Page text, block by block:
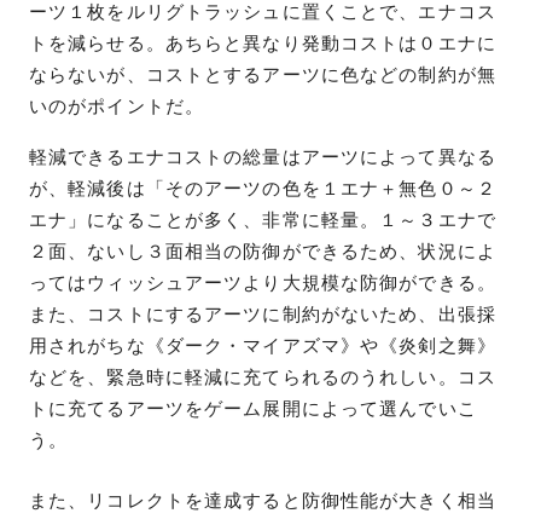
ーツ１枚をルリグトラッシュに置くことで、エナコス
トを減らせる。あちらと異なり発動コストは０エナに
ならないが、コストとするアーツに色などの制約が無
いのがポイントだ。
軽減できるエナコストの総量はアーツによって異なる
が、軽減後は「そのアーツの色を１エナ＋無色０～２
エナ」になることが多く、非常に軽量。１～３エナで
２面、ないし３面相当の防御ができるため、状況によ
ってはウィッシュアーツより大規模な防御ができる。
また、コストにするアーツに制約がないため、出張採
用されがちな《ダーク・マイアズマ》や《炎剣之舞》
などを、緊急時に軽減に充てられるのうれしい。コス
トに充てるアーツをゲーム展開によって選んでいこ
う。
また、リコレクトを達成すると防御性能が大きく相当